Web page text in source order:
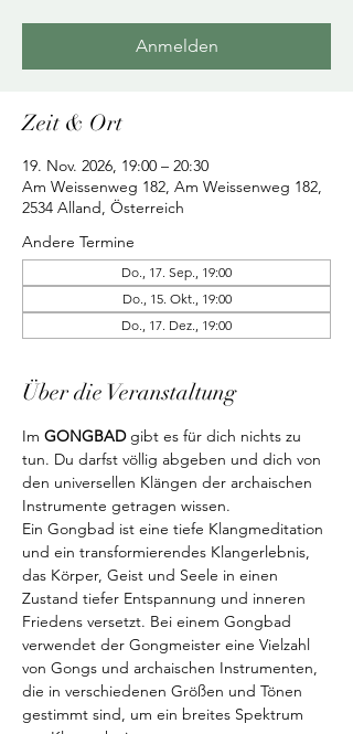
Anmelden
Zeit & Ort
19. Nov. 2026, 19:00 – 20:30
Am Weissenweg 182, Am Weissenweg 182,
2534 Alland, Österreich
Andere Termine
Do., 17. Sep., 19:00
Do., 15. Okt., 19:00
Do., 17. Dez., 19:00
Über die Veranstaltung
Im GONGBAD gibt es für dich nichts zu
tun. Du darfst völlig abgeben und dich von
den universellen Klängen der archaischen
Instrumente getragen wissen.
Ein Gongbad ist eine tiefe Klangmeditation
und ein transformierendes Klangerlebnis,
das Körper, Geist und Seele in einen
Zustand tiefer Entspannung und inneren
Friedens versetzt. Bei einem Gongbad
verwendet der Gongmeister eine Vielzahl
von Gongs und archaischen Instrumenten,
die in verschiedenen Größen und Tönen
gestimmt sind, um ein breites Spektrum